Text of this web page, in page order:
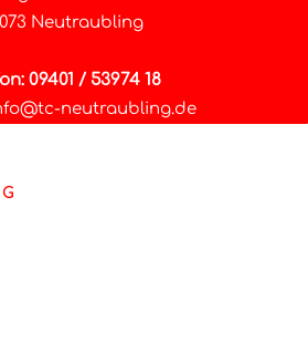
Neutraubling
09401 / 53974 18
neutraubling.de